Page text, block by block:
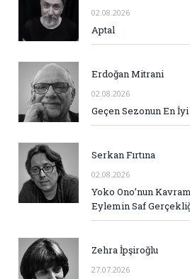
02.08.2026
Aptal
Erdoğan Mitrani
02.08.2026
Geçen Sezonun En
Serkan Fırtına
02.08.2026
Yoko Ono’nun
Eylemin Saf
Zehra İpşiroğlu
27.07.2026